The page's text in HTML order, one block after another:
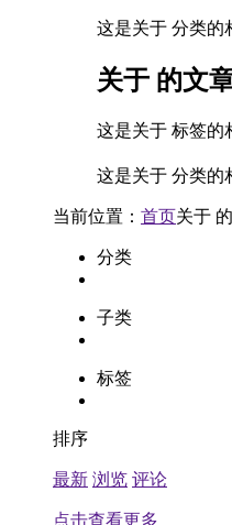
这是关于 分类的
关于 的文
这是关于 标签的
这是关于 分类的
当前位置： 首页关于
分类
子类
标签
排序
最新 浏览 评论
点击查看更多